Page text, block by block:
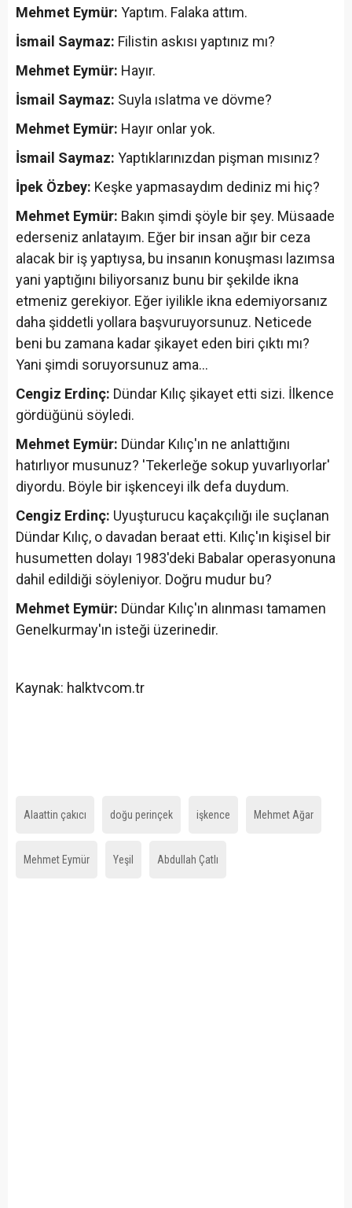
Mehmet Eymür: Yaptım. Falaka attım.
İsmail Saymaz: Filistin askısı yaptınız mı?
Mehmet Eymür: Hayır.
İsmail Saymaz: Suyla ıslatma ve dövme?
Mehmet Eymür: Hayır onlar yok.
İsmail Saymaz: Yaptıklarınızdan pişman mısınız?
İpek Özbey: Keşke yapmasaydım dediniz mi hiç?
Mehmet Eymür: Bakın şimdi şöyle bir şey. Müsaade
ederseniz anlatayım. Eğer bir insan ağır bir ceza
alacak bir iş yaptıysa, bu insanın konuşması lazımsa
yani yaptığını biliyorsanız bunu bir şekilde ikna
etmeniz gerekiyor. Eğer iyilikle ikna edemiyorsanız
daha şiddetli yollara başvuruyorsunuz. Neticede
beni bu zamana kadar şikayet eden biri çıktı mı?
Yani şimdi soruyorsunuz ama...
Cengiz Erdinç: Dündar Kılıç şikayet etti sizi. İlkence
gördüğünü söyledi.
Mehmet Eymür: Dündar Kılıç'ın ne anlattığını
hatırlıyor musunuz? 'Tekerleğe sokup yuvarlıyorlar'
diyordu. Böyle bir işkenceyi ilk defa duydum.
Cengiz Erdinç: Uyuşturucu kaçakçılığı ile suçlanan
Dündar Kılıç, o davadan beraat etti. Kılıç'ın kişisel bir
husumetten dolayı 1983'deki Babalar operasyonuna
dahil edildiği söyleniyor. Doğru mudur bu?
Mehmet Eymür: Dündar Kılıç'ın alınması tamamen
Genelkurmay'ın isteği üzerinedir.
Kaynak: halktvcom.tr
Alaattin çakıcı doğu perinçek işkence Mehmet Ağar
Mehmet Eymür Yeşil Abdullah Çatlı